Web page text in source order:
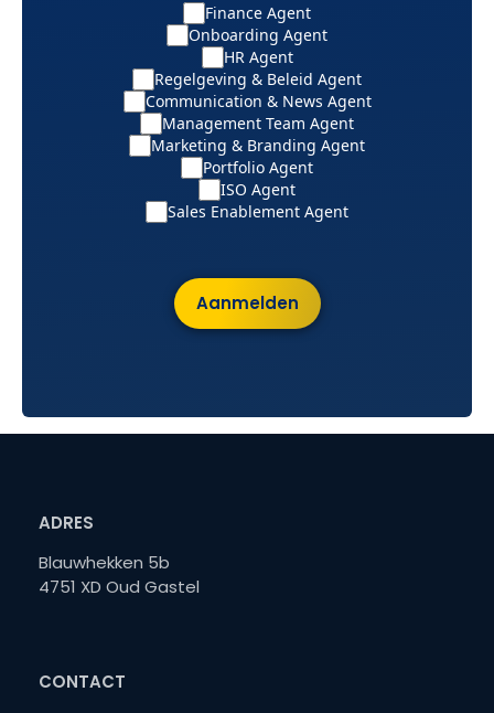
Finance Agent
Onboarding Agent
HR Agent
Regelgeving & Beleid Agent
Communication & News Agent
Management Team Agent
Marketing & Branding Agent
Portfolio Agent
ISO Agent
Sales Enablement Agent
Aanmelden
ADRES
Blauwhekken 5b
4751 XD Oud Gastel
CONTACT